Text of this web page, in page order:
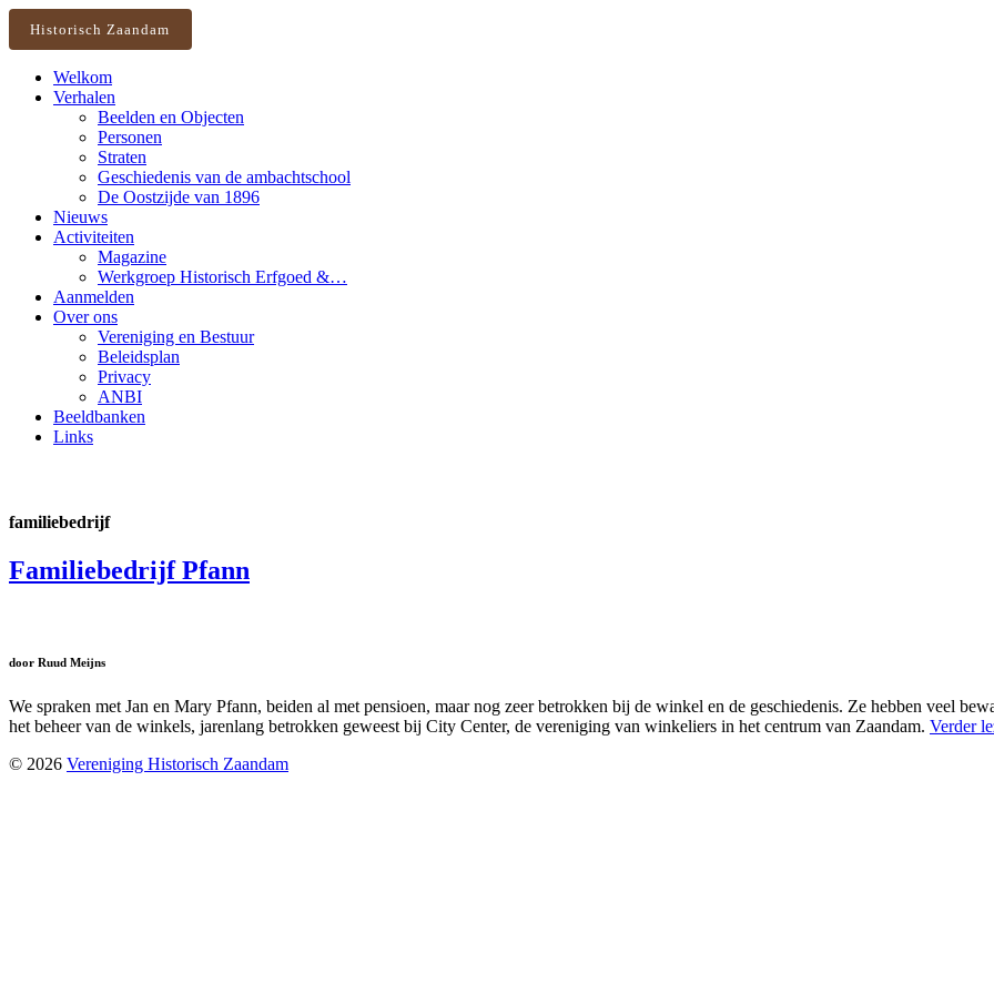
Historisch Zaandam
Welkom
Verhalen
Beelden en Objecten
Personen
Straten
Geschiedenis van de ambachtschool
De Oostzijde van 1896
Nieuws
Activiteiten
Magazine
Werkgroep Historisch Erfgoed &…
Aanmelden
Over ons
Vereniging en Bestuur
Beleidsplan
Privacy
ANBI
Beeldbanken
Links
familiebedrijf
Familiebedrijf Pfann
door Ruud Meijns
We spraken met Jan en Mary Pfann, beiden al met pensioen, maar nog zeer betrokken bij de winkel en de geschiedenis. Ze hebben veel
het beheer van de winkels, jarenlang betrokken geweest bij City Center, de vereniging van winkeliers in het centrum van Zaandam. Verder
© 2026 Vereniging Historisch Zaandam